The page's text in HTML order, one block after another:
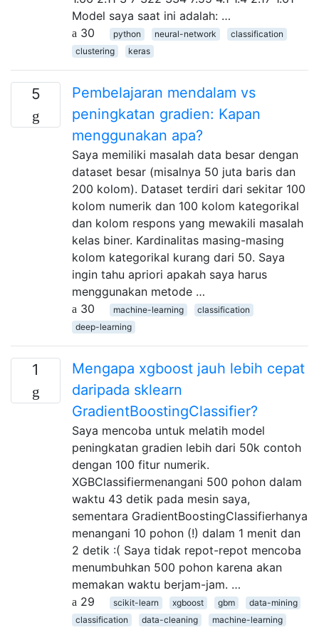
Model saya saat ini adalah: …
30
python neural-network
classification
clustering
keras
5
Pembelajaran mendalam vs
peningkatan gradien: Kapan
menggunakan apa?
Saya memiliki masalah data besar dengan
dataset besar (misalnya 50 juta baris dan
200 kolom). Dataset terdiri dari sekitar 100
kolom numerik dan 100 kolom kategorikal
dan kolom respons yang mewakili masalah
kelas biner. Kardinalitas masing-masing
kolom kategorikal kurang dari 50. Saya
ingin tahu apriori apakah saya harus
menggunakan metode …
30
machine-learning
classification
deep-learning
1
Mengapa xgboost jauh lebih cepat
daripada sklearn
GradientBoostingClassifier?
Saya mencoba untuk melatih model
peningkatan gradien lebih dari 50k contoh
dengan 100 fitur numerik.
XGBClassifiermenangani 500 pohon dalam
waktu 43 detik pada mesin saya,
sementara GradientBoostingClassifierhanya
menangani 10 pohon (!) dalam 1 menit dan
2 detik :( Saya tidak repot-repot mencoba
menumbuhkan 500 pohon karena akan
memakan waktu berjam-jam. …
29
scikit-learn xgboost gbm
data-mining
classification
data-cleaning
machine-learning